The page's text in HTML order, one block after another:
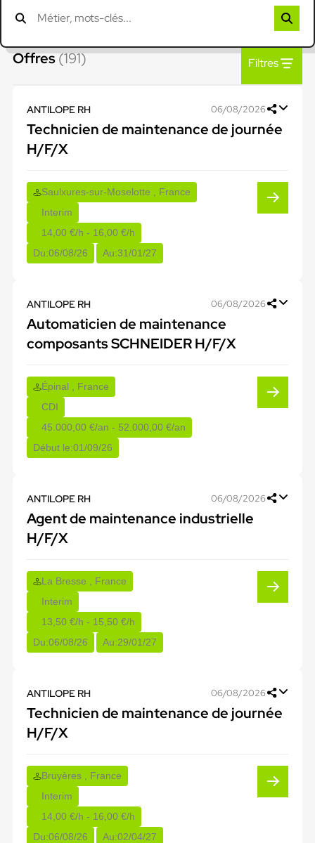
Offres(191) Filtres
ANTILOPE RH 06/08/2026
Technicien de maintenance de journée
H/F/X
Saulxures-sur-Moselotte , France
Interim
14,00 €/h - 16,00 €/h
Du:06/08/26 Au:31/01/27
ANTILOPE RH 06/08/2026
Automaticien de maintenance
composants SCHNEIDER H/F/X
Épinal , France
CDI
45.000,00 €/an - 52.000,00 €/an
Début le:01/09/26
ANTILOPE RH 06/08/2026
Agent de maintenance industrielle
H/F/X
La Bresse , France
Interim
13,50 €/h - 15,50 €/h
Du:06/08/26 Au:29/01/27
ANTILOPE RH 06/08/2026
Technicien de maintenance de journée
H/F/X
Bruyères , France
Interim
14,00 €/h - 16,00 €/h
Du:06/08/26 Au:02/04/27